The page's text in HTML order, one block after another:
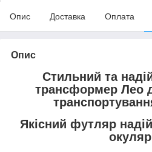
Опис Доставка Оплата
Опис
Стильний та
трансформер Лео
Якісний футляр